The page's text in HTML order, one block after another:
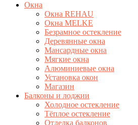
Окна
Окна REHAU
Окна MELKE
Безрамное остекление
Деревянные окна
Мансардные окна
Мягкие окна
Алюминиевые окна
Установка окон
Магазин
Балконы и лоджии
Холодное остекление
Тёплое остекление
Отделка балконов